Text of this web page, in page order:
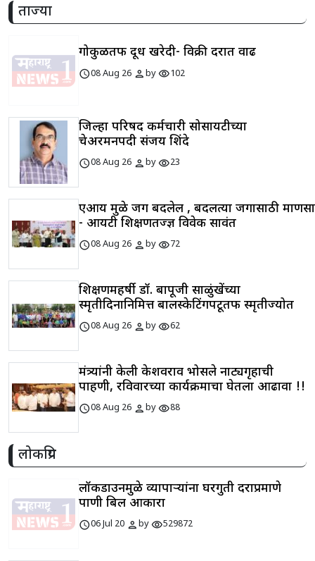
ताज्या
गोकुळतर्फे दूध खरेदी- विक्री दरात वाढ
schedule08 Aug 26 personbyvisibility102
जिल्हा परिषद कर्मचारी सोसायटीच्या
चेअरमनपदी संजय शिंदे
schedule08 Aug 26 personbyvisibility23
एआय मुळे जग बदलेल , बदलत्या जगासाठी
- आयटी शिक्षणतज्ज्ञ विवेक सावंत
schedule08 Aug 26 personbyvisibility72
शिक्षणमहर्षी डॉ. बापूजी साळुंखेंच्या
स्मृतीदिनानिमित्त बालस्केटिंगपटूतर्फे स्मृतीज्योत
schedule08 Aug 26 personbyvisibility62
मंत्र्यांनी केली केशवराव भोसले नाट्यगृहाची
पाहणी, रविवारच्या कार्यक्रमाचा घेतला आढावा !!
schedule08 Aug 26 personbyvisibility88
लोकप्रिय
लॉकडाउनमुळे व्यापाऱ्यांना घरगुती दराप्रमाणे
पाणी बिल आकारा
schedule06 Jul 20 personbyvisibility529872